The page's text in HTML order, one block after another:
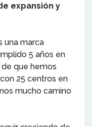
expansión y
una marca
5 años en
que hemos
25 centros en
mucho camino